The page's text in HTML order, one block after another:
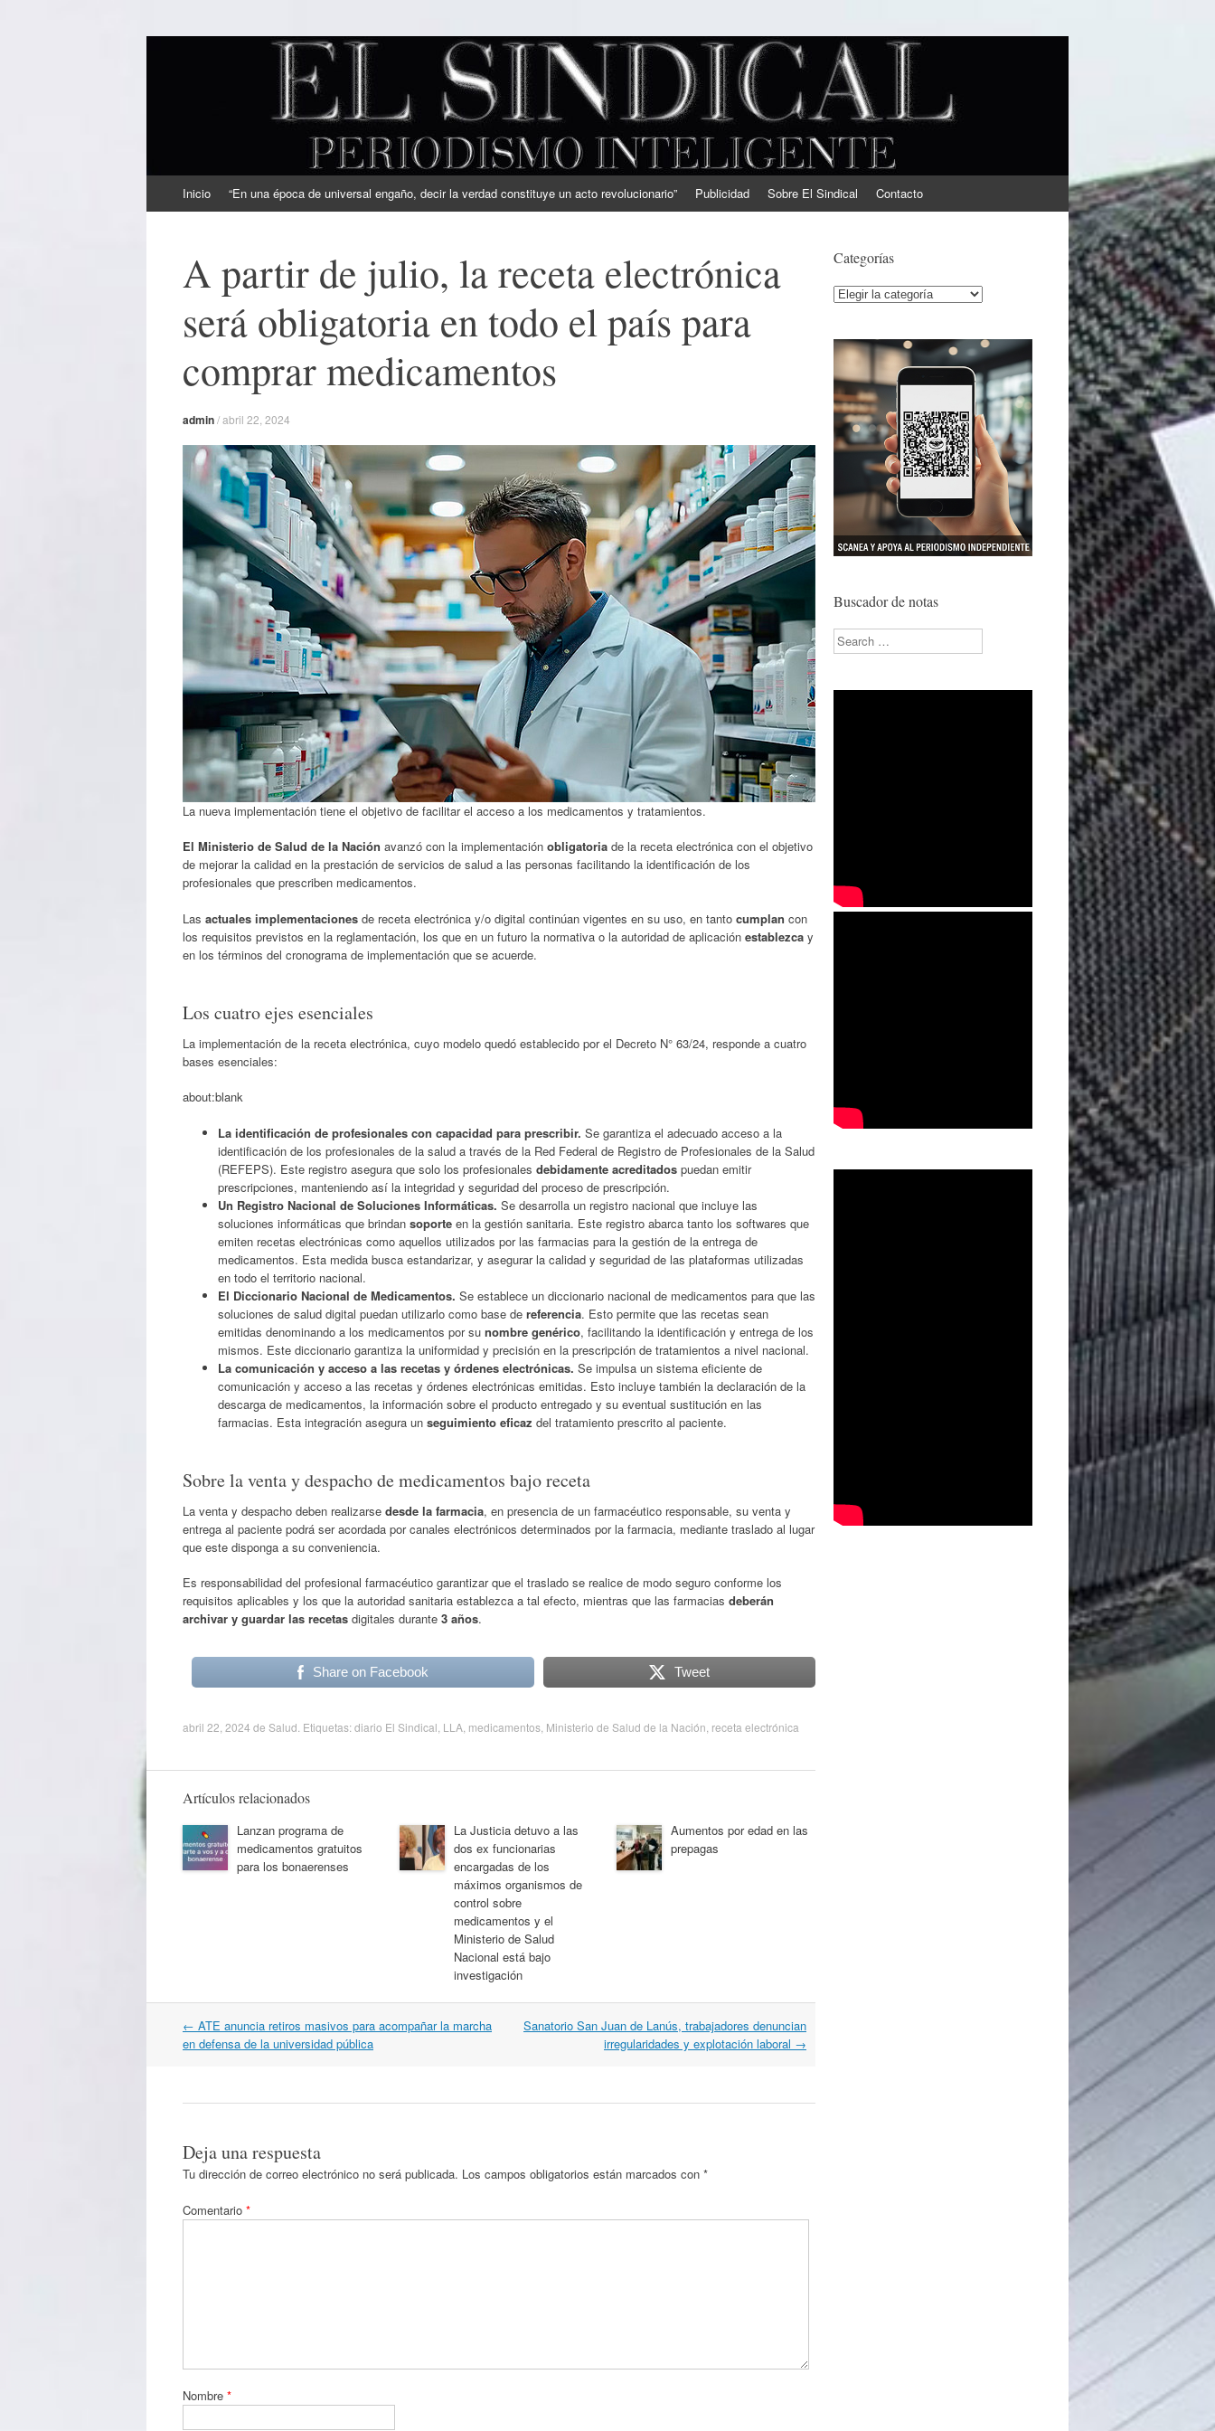
EL SINDICAL
Periodismo Inteligente
al
Inicio “En una época de universal engaño, decir la verdad constituye un acto revolucionario” Publicidad Sobre El Sindical Contacto
A partir de julio, la receta electrónica
será obligatoria en todo el país para
comprar medicamentos
admin/abril 22, 2024
La nueva implementación tiene el objetivo de facilitar el acceso a los medicamentos y tratamientos.
El Ministerio de Salud de la Nación avanzó con la implementación obligatoria de la receta electrónica con el objetivo
de mejorar la calidad en la prestación de servicios de salud a las personas facilitando la identificación de los
profesionales que prescriben medicamentos.
Las actuales implementaciones de receta electrónica y/o digital continúan vigentes en su uso, en tanto cumplan con
los requisitos previstos en la reglamentación, los que en un futuro la normativa o la autoridad de aplicación establezca y
en los términos del cronograma de implementación que se acuerde.
Los cuatro ejes esenciales
La implementación de la receta electrónica, cuyo modelo quedó establecido por el Decreto N° 63/24, responde a cuatro
bases esenciales:
about:blank
La identificación de profesionales con capacidad para prescribir. Se garantiza el adecuado acceso a la
identificación de los profesionales de la salud a través de la Red Federal de Registro de Profesionales de la Salud
(REFEPS). Este registro asegura que solo los profesionales debidamente acreditados puedan emitir
prescripciones, manteniendo así la integridad y seguridad del proceso de prescripción.
Un Registro Nacional de Soluciones Informáticas. Se desarrolla un registro nacional que incluye las
soluciones informáticas que brindan soporte en la gestión sanitaria. Este registro abarca tanto los softwares que
emiten recetas electrónicas como aquellos utilizados por las farmacias para la gestión de la entrega de
medicamentos. Esta medida busca estandarizar, y asegurar la calidad y seguridad de las plataformas utilizadas
en todo el territorio nacional.
El Diccionario Nacional de Medicamentos. Se establece un diccionario nacional de medicamentos para que las
soluciones de salud digital puedan utilizarlo como base de referencia. Esto permite que las recetas sean
emitidas denominando a los medicamentos por su nombre genérico, facilitando la identificación y entrega de los
mismos. Este diccionario garantiza la uniformidad y precisión en la prescripción de tratamientos a nivel nacional.
La comunicación y acceso a las recetas y órdenes electrónicas. Se impulsa un sistema eficiente de
comunicación y acceso a las recetas y órdenes electrónicas emitidas. Esto incluye también la declaración de la
descarga de medicamentos, la información sobre el producto entregado y su eventual sustitución en las
farmacias. Esta integración asegura un seguimiento eficaz del tratamiento prescrito al paciente.
Sobre la venta y despacho de medicamentos bajo receta
La venta y despacho deben realizarse desde la farmacia, en presencia de un farmacéutico responsable, su venta y
entrega al paciente podrá ser acordada por canales electrónicos determinados por la farmacia, mediante traslado al lugar
que este disponga a su conveniencia.
Es responsabilidad del profesional farmacéutico garantizar que el traslado se realice de modo seguro conforme los
requisitos aplicables y los que la autoridad sanitaria establezca a tal efecto, mientras que las farmacias deberán
archivar y guardar las recetas digitales durante 3 años.
Share on Facebook Tweet
abril 22, 2024 de Salud . Etiquetas:diario El Sindical LLA medicamentos Ministerio de Salud de la Nación receta electrónica
Artículos relacionados
Lanzan programa de
medicamentos gratuitos
para los bonaerenses
La Justicia detuvo a las
dos ex funcionarias
encargadas de los
máximos organismos de
control sobre
medicamentos y el
Ministerio de Salud
Nacional está bajo
investigación
Aumentos por edad en las
prepagas
Navegación
por
← ATE anuncia retiros masivos para acompañar la marcha
en defensa de la universidad pública
Sanatorio San Juan de Lanús, trabajadores denuncian
irregularidades y explotación laboral →
Deja una respuesta
Tu dirección de correo electrónico no será publicada. Los campos obligatorios están marcados con *
Comentario *
Nombre *
Categorías
Categorías
Buscador de notas
Search